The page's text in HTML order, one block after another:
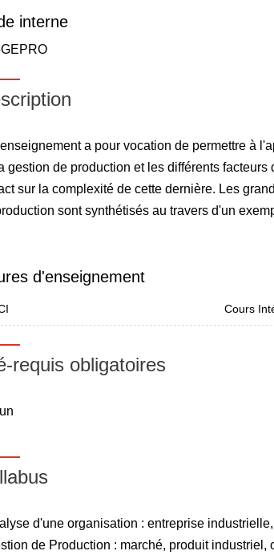
interne
a pour vocation de permettre à
gestion de production et les différents facteurs
sur la complexité de cette dernière. Les
sont synthétisés au travers d'un
d'enseignement
Cours
requis obligatoires
d'une organisation : entreprise
de Production : marché, produit industriel,